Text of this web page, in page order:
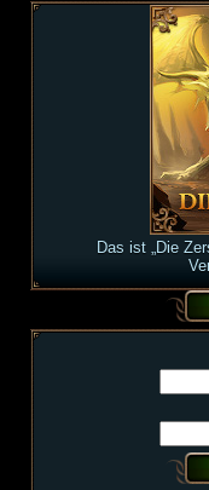
Das ist „Die